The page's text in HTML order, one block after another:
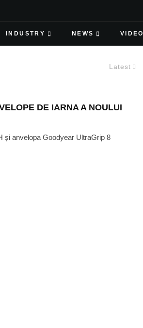
INDUSTRY NEWS VIDEO
Latest
DE IARNA A NOULUI
și anvelopa Goodyear UltraGrip 8